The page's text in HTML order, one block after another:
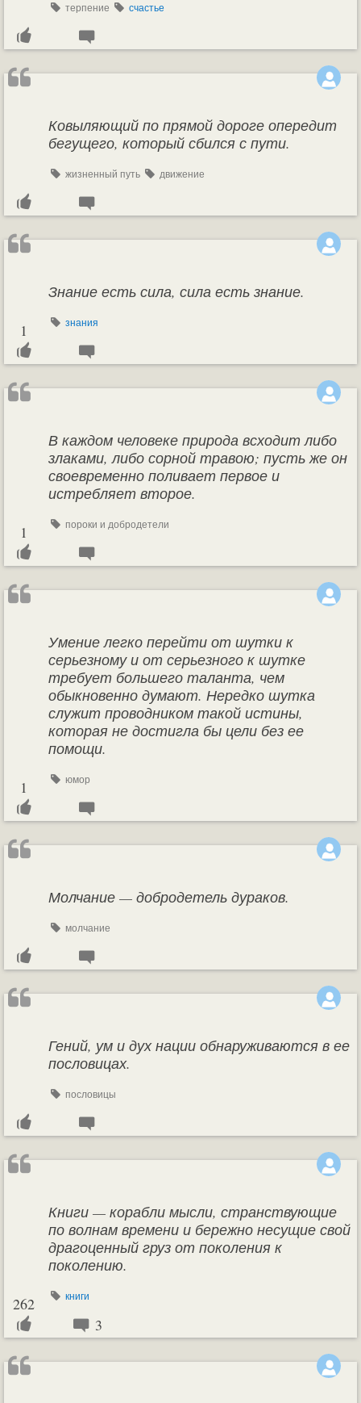
терпение счастье
Ковыляющий по прямой дороге опередит
бегущего, который сбился с пути.
жизненный путь движение
Знание есть сила, сила есть знание.
знания
1
В каждом человеке природа всходит либо
злаками, либо сорной травою; пусть же он
своевременно поливает первое и
истребляет второе.
пороки и добродетели
1
Умение легко перейти от шутки к
серьезному и от серьезного к шутке
требует большего таланта, чем
обыкновенно думают. Нередко шутка
служит проводником такой истины,
которая не достигла бы цели без ее
помощи.
юмор
1
Молчание — добродетель дураков.
молчание
Гений, ум и дух нации обнаруживаются в ее
пословицах.
пословицы
Книги — корабли мысли, странствующие
по волнам времени и бережно несущие свой
драгоценный груз от поколения к
поколению.
книги
262
3